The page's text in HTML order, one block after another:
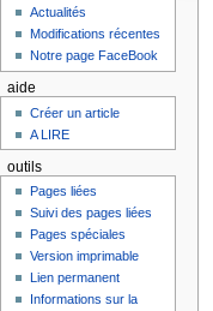
Actualités
Modifications récentes
Notre page FaceBook
aide
Créer un article
A LIRE
outils
Pages liées
Suivi des pages liées
Pages spéciales
Version imprimable
Lien permanent
Informations sur la